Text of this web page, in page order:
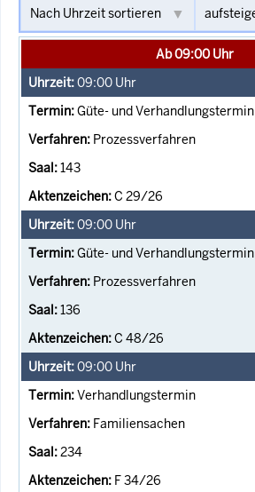
Ab 09:00 Uhr
09:00 Uhr
Güte- und Verhandlungstermin
Prozessverfahren
143
C 29/26
09:00 Uhr
Güte- und Verhandlungstermin
Prozessverfahren
136
C 48/26
09:00 Uhr
Verhandlungstermin
Familiensachen
234
F 34/26